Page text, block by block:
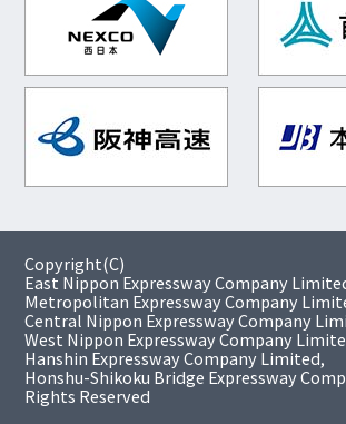
Copyright(C)
East Nippon Expressway Company
Metropolitan Expressway Company
Central Nippon Expressway Company
West Nippon Expressway Company
Hanshin Expressway Company Limited,
Honshu-Shikoku Bridge Expressway
Rights Reserved